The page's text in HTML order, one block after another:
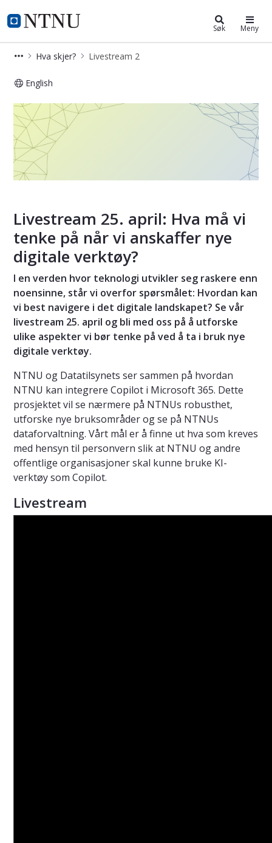
NTNU Hjemmeside
IT-avdelingen Søk Meny
Hva skjer? Livestream 2
English
Livestream 2
Livestream 25. april: Hva må vi
tenke på når vi anskaffer nye
digitale verktøy?
I en verden hvor teknologi utvikler seg raskere enn
noensinne, står vi overfor spørsmålet: Hvordan kan
vi best navigere i det digitale landskapet? Se vår
livestream 25. april og bli med oss på å utforske
ulike aspekter vi bør tenke på ved å ta i bruk nye
digitale verktøy.
NTNU og Datatilsynets ser sammen på hvordan
NTNU kan integrere Copilot i Microsoft 365. Dette
prosjektet vil se nærmere på NTNUs robusthet,
utforske nye bruksområder og se på NTNUs
dataforvaltning. Vårt mål er å finne ut hva som kreves
med hensyn til personvern slik at NTNU og andre
offentlige organisasjoner skal kunne bruke KI-
verktøy som Copilot.
Livestream